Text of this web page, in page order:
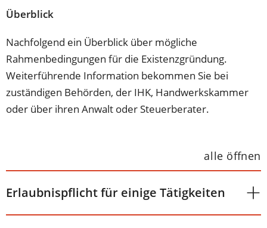
Überblick
Nachfolgend ein Überblick über mögliche
Rahmenbedingungen für die Existenzgründung.
Weiterführende Information bekommen Sie bei
zuständigen Behörden, der IHK, Handwerkskammer
oder über ihren Anwalt oder Steuerberater.
alle öffnen
Erlaubnispflicht für einige Tätigkeiten